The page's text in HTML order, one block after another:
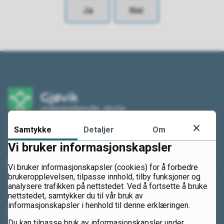
Ja Nei
Kontakt oss
Telefon: 61 14 94 00
Send e-post
Samtykke Detaljer Om
Vi bruker informasjonskapsler
Vi bruker informasjonskapsler (cookies) for å forbedre
brukeropplevelsen, tilpasse innhold, tilby funksjoner og
analysere trafikken på nettstedet. Ved å fortsette å bruke
nettstedet, samtykker du til vår bruk av
informasjonskapsler i henhold til denne erklæringen.